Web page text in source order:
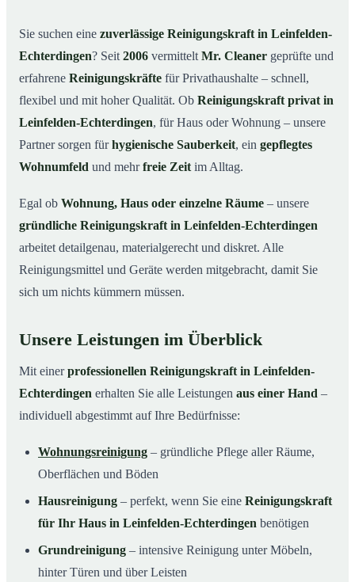
04So läuft die Buchung einer Reinigungskraft ab
Typische Anlässe für eine Reinigungskraft
Umgebung
Jetzt Reinigungskraft buchen
So einfach buchen Sie eine Reinigungskraft in
Leinfelden-Echterdingen
Sie suchen eine zuverlässige Reinigungskraft in Leinfelden-
Echterdingen? Seit 2006 vermittelt Mr. Cleaner geprüfte und
erfahrene Reinigungskräfte für Privathaushalte – schnell,
flexibel und mit hoher Qualität. Ob Reinigungskraft privat in
Leinfelden-Echterdingen, für Haus oder Wohnung – unsere
Partner sorgen fürhygienische Sauberkeit, ein gepflegtes
Wohnumfeld und mehrfreie Zeit im Alltag.
Egal ob Wohnung, Haus oder einzelne Räume – unsere
gründliche Reinigungskraft in Leinfelden-Echterdingen
arbeitet detailgenau, materialgerecht und diskret. Alle
Reinigungsmittel und Geräte werden mitgebracht, damit Sie
sich um nichts kümmern müssen.
Unsere Leistungen im Überblick
Mit einerprofessionellen Reinigungskraft in Leinfelden-
Echterdingen erhalten Sie alle Leistungen aus einer Hand –
individuell abgestimmt auf Ihre Bedürfnisse:
Wohnungsreinigung – gründliche Pflege aller Räume,
Oberflächen und Böden
Hausreinigung – perfekt, wenn Sie eine Reinigungskraft
für Ihr Haus in Leinfelden-Echterdingen benötigen
Grundreinigung – intensive Reinigung unter Möbeln,
hinter Türen und über Leisten